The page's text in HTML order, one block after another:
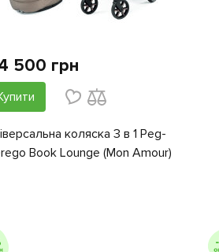
500 грн
коляска 3 в 1 Peg-
Book Lounge (Mon Amour)